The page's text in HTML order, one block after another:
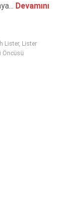
Devamını
Lister, Lister
Öncüsü